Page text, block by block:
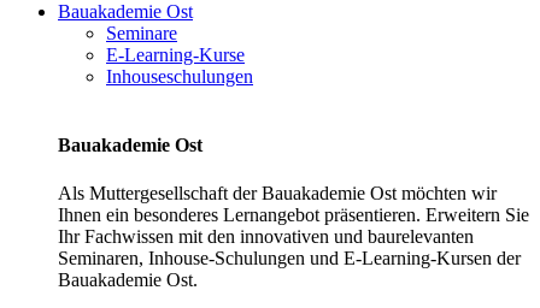
Bauakademie Ost
Seminare
E-Learning-Kurse
Inhouseschulungen
Bauakademie Ost
Als Muttergesellschaft der Bauakademie Ost möchten wir
Ihnen ein besonderes Lernangebot präsentieren. Erweitern Sie
Ihr Fachwissen mit den innovativen und baurelevanten
Seminaren, Inhouse-Schulungen und E-Learning-Kursen der
Bauakademie Ost.